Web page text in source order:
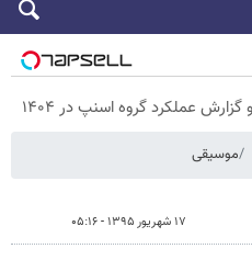
عملکرد گروه اسنپ در ۱۴۰۴
موسیقی
۱۷ شهریور ۱۳۹۵ - ۰۵:۱۶